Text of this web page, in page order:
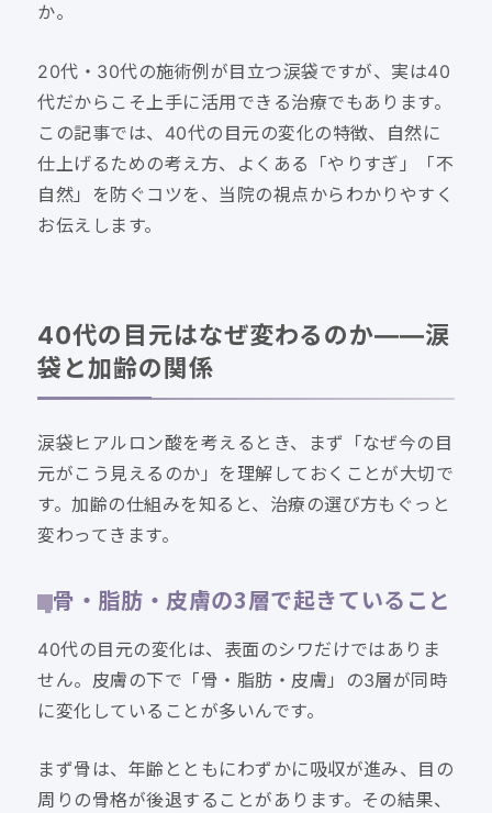
か。
20代・30代の施術例が目立つ涙袋ですが、実は40
代だからこそ上手に活用できる治療でもあります。
この記事では、40代の目元の変化の特徴、自然に
仕上げるための考え方、よくある「やりすぎ」「不
自然」を防ぐコツを、当院の視点からわかりやすく
お伝えします。
40代の目元はなぜ変わるのか——涙
袋と加齢の関係
涙袋ヒアルロン酸を考えるとき、まず「なぜ今の目
元がこう見えるのか」を理解しておくことが大切で
す。加齢の仕組みを知ると、治療の選び方もぐっと
変わってきます。
骨・脂肪・皮膚の3層で起きていること
40代の目元の変化は、表面のシワだけではありま
せん。皮膚の下で「骨・脂肪・皮膚」の3層が同時
に変化していることが多いんです。
まず骨は、年齢とともにわずかに吸収が進み、目の
周りの骨格が後退することがあります。その結果、